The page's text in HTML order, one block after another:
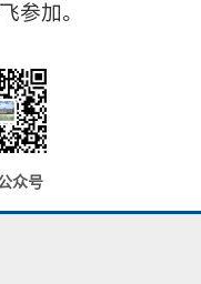
参加。
众号